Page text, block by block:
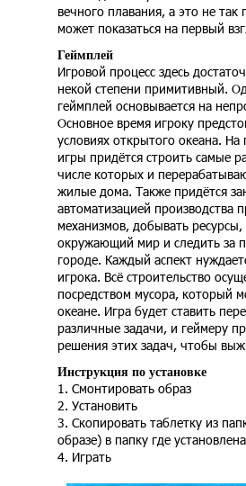
вечного плавания, а это не так
может показаться на первый
Геймплей
Игровой процесс здесь
некой степени примитивный.
геймплей основывается на
Основное время игроку
условиях открытого океана. На
игры придётся строить самые
числе которых и
жилые дома. Также придётся
автоматизацией производства
механизмов, добывать ресурсы,
окружающий мир и следить за
городе. Каждый аспект
игрока. Всё строительство
посредством мусора, который
океане. Игра будет ставить
различные задачи, и геймеру
решения этих задач, чтобы
Инструкция по установке
1. Смонтировать образ
2. Установить
3. Скопировать таблетку из
образе) в папку где
4. Играть